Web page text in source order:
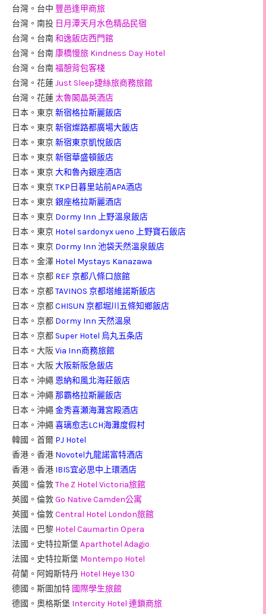
台灣。台中 豐邑逢甲商旅
台灣。南投 日月潭天月水色精品民宿
台灣。台南和逸飯店西門館
台灣。台南 康橋慢旅 Kindness Day Hotel
台灣。台南福憩背包客棧
台灣。花蓮Just Sleep捷絲旅商務旅館
台灣。花蓮太魯閣晶英酒店
日本。東京新宿格拉斯麗飯店
日本。東京新宿燦路都廣場大飯店
日本。東京新宿東京凱悅飯店
日本。東京新宿華盛頓飯店
日本。東京大和魯內銀座酒店
日本。東京TKP日暮里站前APA酒店
日本。東京銀座格拉斯麗酒店
日本。東京 Dormy Inn 上野溫泉飯店
日本。東京 Hotel sardonyx ueno 上野寶石飯店
日本。東京 Dormy Inn 池袋天然溫泉飯店
日本。金澤 Hotel Mystays Kanazawa
日本。京都 REF 京都八條口旅館
日本。京都TAVINOS 京都塔維諾斯飯店
日本。京都CHISUN 京都堀川五條知鄉飯店
日本。京都 Dormy Inn 天然溫泉
日本。京都 Super Hotel 烏丸五条店
日本。大阪Via Inn商務旅館
日本。大阪大阪新阪急飯店
日本。沖繩 恩納和風北海莊飯店
日本。沖繩那霸格拉斯麗飯店
日本。沖繩金秀喜瀬海灘宮殿酒店
日本。沖繩喜璃愈志LCH海灘度假村
韓國。首爾 PJ Hotel
香港。香港 Novotel九龍諾富特酒店
香港。香港 IBIS宜必思中上環酒店
英國。倫敦The Z Hotel Victoria旅館
英國。倫敦Go Native Camden公寓
英國。倫敦Central Hotel London旅館
法國。巴黎 Hotel Caumartin Opera
法國。史特拉斯堡 Aparthotel Adagio
法國。史特拉斯堡 Montempo Hotel
荷蘭。阿姆斯特丹 Hotel Heye 130
德國。斯圖加特 國際學生旅館
德國。奧格斯堡 Intercity Hotel 連鎖商旅